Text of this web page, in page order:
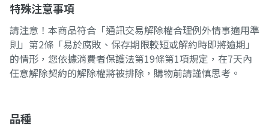
特殊注意事項
請注意！本商品符合「通訊交易解除權合理例外情事適用準
則」第2條「易於腐敗、保存期限較短或解約時即將逾期」
的情形，您依據消費者保護法第19條第1項規定，在7天內
任意解除契約的解除權將被排除，購物前請謹慎思考。
品種